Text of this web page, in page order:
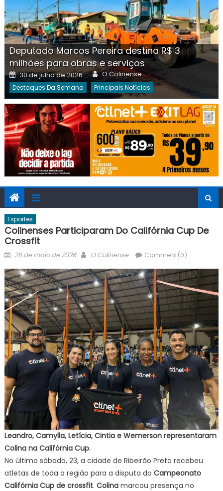
Deputado Marcos Pereira destina R$ 3
milhões para obras e serviços
Posted
on
30 de julho de 2026 Author
O Colinense
Destaques Da Semana Principais Notícias
Esportes
Colinenses Participaram Do Califórnia Cup De
Crossfit
Posted
28 de maio de 2026 Author
O Colinense Comment(0)
Leandro, Camylla, Letícia, Cintia e Wemerson representaram
Colina na Califórnia Cup.
No último sábado, 23, a cidade de Ribeirão Preto recebeu
atletas de toda a região para a disputa do Campeonato
Califórnia Cup de crossfit. Colinamarcou presença no